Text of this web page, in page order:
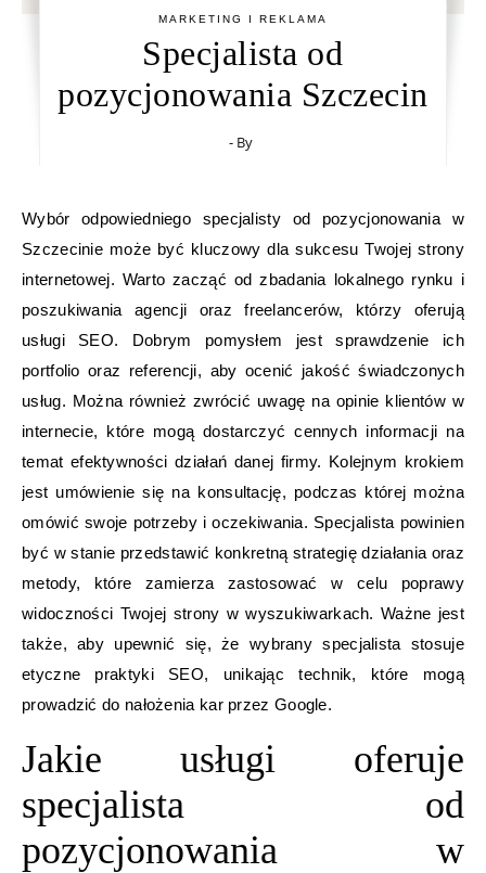
MARKETING I REKLAMA
Specjalista od
pozycjonowania Szczecin
- By
Wybór odpowiedniego specjalisty od pozycjonowania w
Szczecinie może być kluczowy dla sukcesu Twojej strony
internetowej. Warto zacząć od zbadania lokalnego rynku i
poszukiwania agencji oraz freelancerów, którzy oferują
usługi SEO. Dobrym pomysłem jest sprawdzenie ich
portfolio oraz referencji, aby ocenić jakość świadczonych
usług. Można również zwrócić uwagę na opinie klientów w
internecie, które mogą dostarczyć cennych informacji na
temat efektywności działań danej firmy. Kolejnym krokiem
jest umówienie się na konsultację, podczas której można
omówić swoje potrzeby i oczekiwania. Specjalista powinien
być w stanie przedstawić konkretną strategię działania oraz
metody, które zamierza zastosować w celu poprawy
widoczności Twojej strony w wyszukiwarkach. Ważne jest
także, aby upewnić się, że wybrany specjalista stosuje
etyczne praktyki SEO, unikając technik, które mogą
prowadzić do nałożenia kar przez Google.
Jakie usługi oferuje
specjalista od
pozycjonowania w